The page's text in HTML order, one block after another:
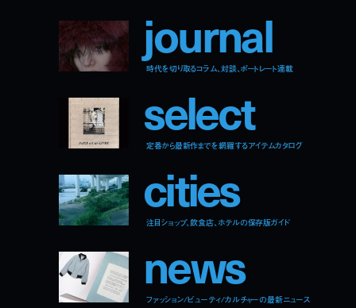
journal
時代を切り取るコラム、対談、ポートレート連載
select
定番から最新作までを網羅するアイテムカタログ
cities
注目ショップ、飲食店、ホテルの保存版ガイド
news
ファッション/ビューティ/カルチャーの最新ニュース